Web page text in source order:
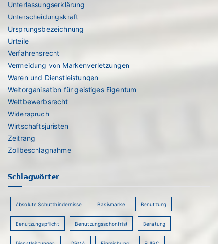
Unterlassungserklärung
Unterscheidungskraft
Ursprungsbezeichnung
Urteile
Verfahrensrecht
Vermeidung von Markenverletzungen
Waren und Dienstleistungen
Weltorganisation für geistiges Eigentum
Wettbewerbsrecht
Widerspruch
Wirtschaftsjuristen
Zeitrang
Zollbeschlagnahme
Schlagwörter
Absolute Schutzhindernisse Basismarke Benutzung
Benutzungspflicht Benutzungsschonfrist Beratung